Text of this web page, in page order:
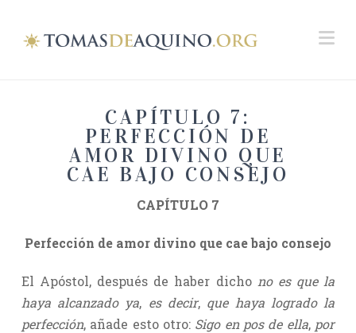
CAPÍTULO 7:
PERFECCIÓN DE
AMOR DIVINO QUE
CAE BAJO CONSEJO
CAPÍTULO 7
Perfección de amor divino que cae bajo consejo
El Apóstol, después de haber dicho no es que la
haya alcanzado ya, es decir, que haya logrado la
perfección, añade esto otro: Sigo en pos de ella,por